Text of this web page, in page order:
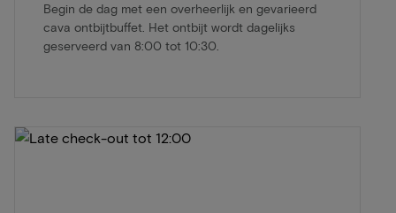
Begin de dag met een overheerlijk en gevarieerd
cava ontbijtbuffet. Het ontbijt wordt dagelijks
geserveerd van 8:00 tot 10:30.